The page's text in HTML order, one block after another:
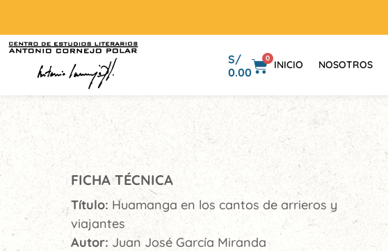
S/
0.00
0
INICIO NOSOTROS
FICHA TÉCNICA
Título: Huamanga en los cantos de arrieros y
viajantes
Autor: Juan José García Miranda